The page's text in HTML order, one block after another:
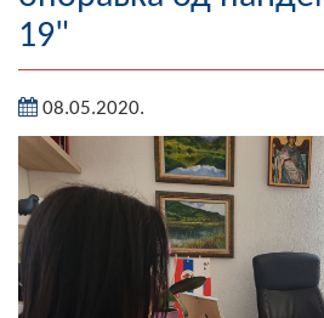
Фотогалерија
НАЧЕЛНИК
О Начелнику
Замјеник начелника
Извјештај о раду
СКУПШТИНА
19"
08.05.2020.